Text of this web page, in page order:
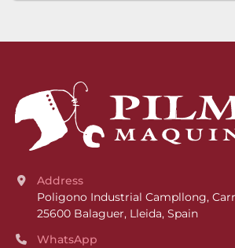
Address
Poligono Industrial Campllong,
25600 Balaguer, Lleida, Spain
WhatsApp